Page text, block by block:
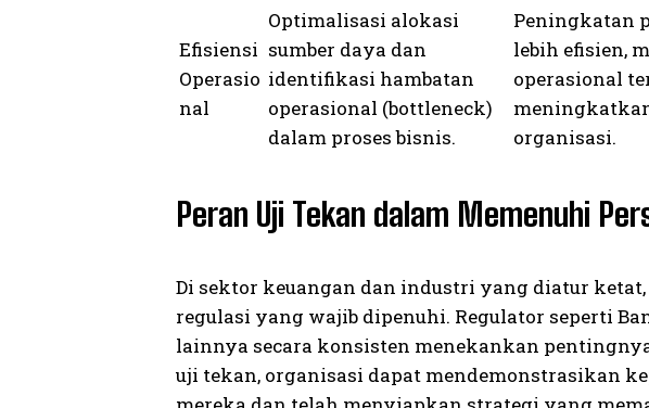
Efisiensi
Operasio
nal
Optimalisasi alokasi
sumber daya dan
identifikasi hambatan
operasional (bottleneck)
dalam proses bisnis.
Peningkatan
lebih efisien,
operasional
organisasi.
Peran Uji Tekan dalam Memenuhi
Di sektor keuangan dan industri yang diatur
regulasi yang wajib dipenuhi. Regulator seperti
lainnya secara konsisten menekankan
uji tekan, organisasi dapat mendemonstrasikan